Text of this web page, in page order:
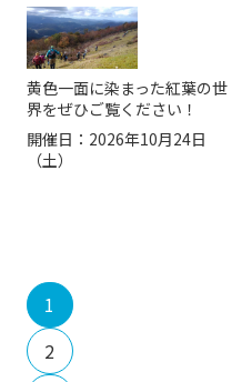
黄色一面に染まった紅葉の世
界をぜひご覧ください！
開催日： 2026年10月24日
（土）
1
2